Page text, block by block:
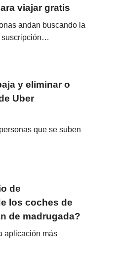
viajar gratis
andan buscando la
suscripción…
y eliminar o
Uber
que se suben
de
los coches de
de madrugada?
aplicación más